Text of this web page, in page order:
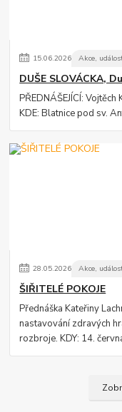
15.06.2026 Akce,
DUŠE SLOVÁCKA,
PŘEDNÁŠEJÍCÍ:
KDE: Blatnice pod sv.
28.05.2026 Akce,
ŠIŘITELÉ POKOJE
Přednáška Kateřiny
nastavování zdravých
rozbroje. KDY: 14.